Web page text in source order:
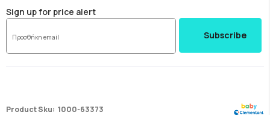
Sign up for price alert
Subscribe
Product Sku: 1000-63373